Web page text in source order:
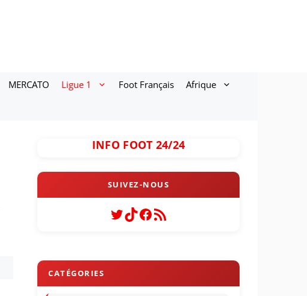
MERCATO Ligue 1 Foot Français Afrique
INFO FOOT 24/24
Twitter
TikTok
Facebook
Flux RSS